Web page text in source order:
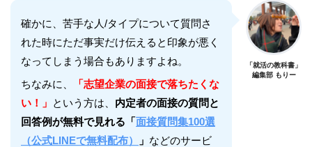
確かに、苦手な人/タイプについて質問さ
れた時にただ事実だけ伝えると印象が悪く
なってしまう場合もありますよね。
ちなみに、
「志望企業の面接で落ちたくな
い！」 という方は、 内定者の面接の質問と
回答例が無料で見れる「面接質問集100選
（公式LINEで無料配布）
」 などのサービ
「就活の教科書」
編集部 もりー